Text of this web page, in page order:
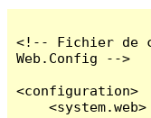
<!-- Fichier de
Web.Config -->
<configuration>
    <system.web>